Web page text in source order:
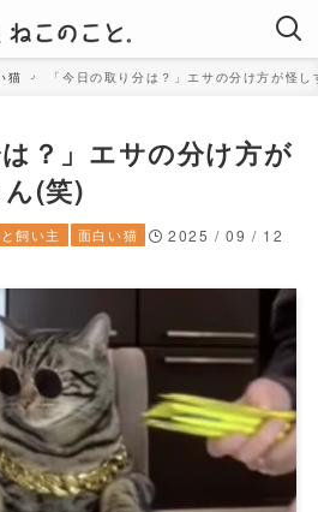
猫 「今日の取り分は？」エサの分け方が怪
は？」エサの分け方が
(笑)
飼い主 面白い猫 2025 / 09 / 12